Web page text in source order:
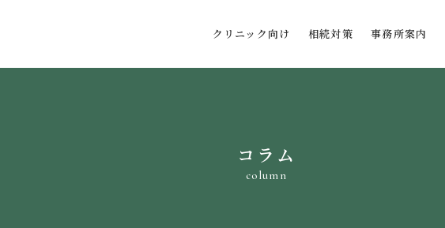
クリニック向け 相続対策 事務所案内
コラム
column